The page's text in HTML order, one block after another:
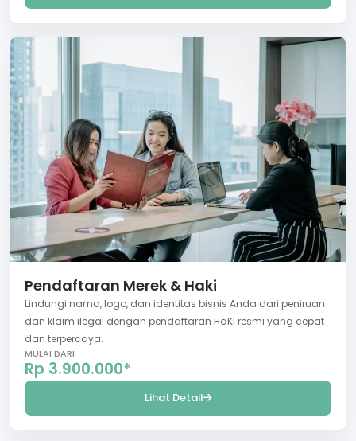
Pendaftaran Merek & Haki
Lindungi nama, logo, dan identitas bisnis Anda dari peniruan
dan klaim ilegal dengan pendaftaran HaKI resmi yang cepat
dan terpercaya.
MULAI DARI
Rp 3.900.000*
Lihat Detail